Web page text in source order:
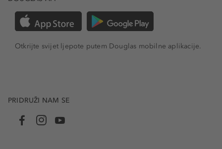
Otkrijte svijet ljepote putem Douglas mobilne aplikacije.
PRIDRUŽI NAM SE